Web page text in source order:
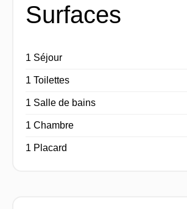
Surfaces
1 Séjour
1 Toilettes
1 Salle de bains
1 Chambre
1 Placard